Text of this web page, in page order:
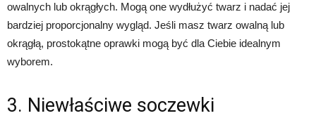
owalnych lub okrągłych. Mogą one wydłużyć twarz i nadać jej
bardziej proporcjonalny wygląd. Jeśli masz twarz owalną lub
okrągłą, prostokątne oprawki mogą być dla Ciebie idealnym
wyborem.
3. Niewłaściwe soczewki